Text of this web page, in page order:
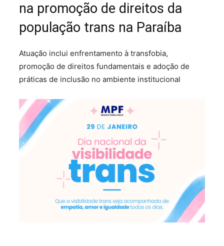
na promoção de direitos da
população trans na Paraíba
Atuação inclui enfrentamento à transfobia,
promoção de direitos fundamentais e adoção de
práticas de inclusão no ambiente institucional